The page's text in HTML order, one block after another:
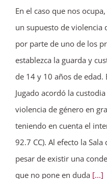
En el caso que nos
un supuesto de violencia
por parte de uno de los
establezca la guarda y
de 14 y 10 años de
Jugado acordó la
violencia de género en
teniendo en cuenta el
92.7 CC). Al efecto la
pesar de existir una
que no pone en duda [...]